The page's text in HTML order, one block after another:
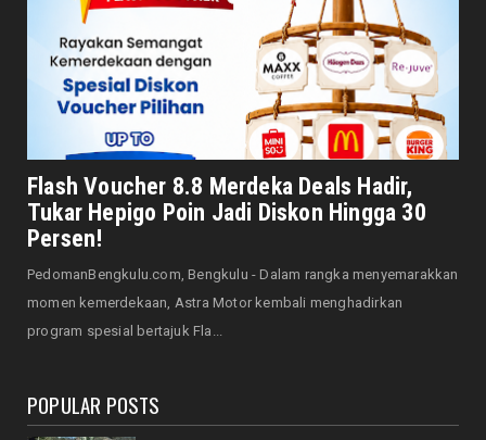
August 07, 2026
JELAJAH
Saat Amal Masjid Keliru, Nasib Negeri
Mengharu-biru
August 07, 2026
HONDA
Honda CUV e: Motor Listrik Canggih, Penuh
Keunggulan dan Sia...
Servis Bukan Saat Rusak: Astra Motor
Bengkulu Ingatkan Penti...
August 07, 2026
Flash Voucher 8.8 Merdeka Deals Hadir,
Tukar Hepigo Poin Jadi Diskon Hingga 30
Persen!
PedomanBengkulu.com, Bengkulu - Dalam rangka menyemarakkan
momen kemerdekaan, Astra Motor kembali menghadirkan
program spesial bertajuk Fla...
POPULAR POSTS